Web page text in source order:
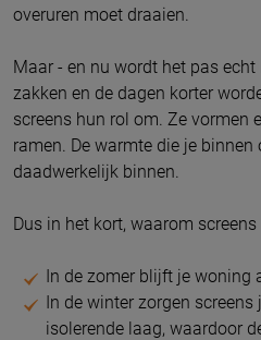
overuren moet draaien.
Maar - en nu wordt het pas
zakken en de dagen korter
screens hun rol om. Ze vormen
ramen. De warmte die je
daadwerkelijk binnen.
Dus in het kort, waarom
In de zomer blijft je woning
In de winter zorgen screens
isolerende laag, waardoor